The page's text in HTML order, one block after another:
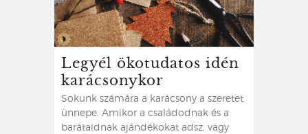
Legyél ökotudatos idén
karácsonykor
Sokunk számára a karácsony a szeretet
ünnepe. Amikor a családodnak és a
barátaidnak ajándékokat adsz, vagy